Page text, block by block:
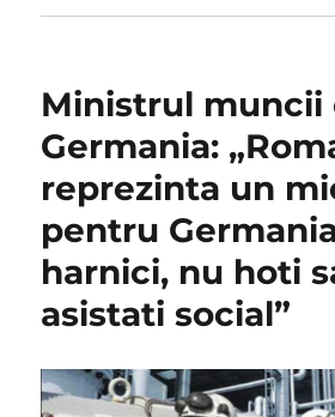
Ministrul muncii
Germania:
reprezinta un
pentru
harnici, nu hoti
asistati social”